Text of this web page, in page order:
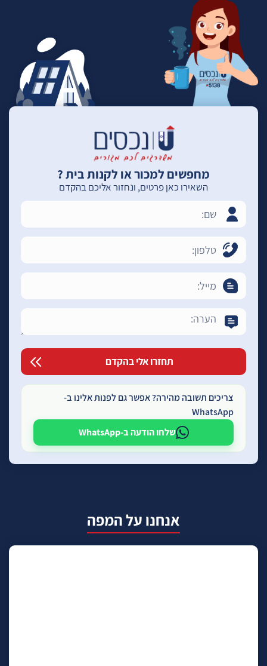
מחפשים למכור או לקנות בית ?
השאירו כאן פרטים, ונחזור אליכם בהקדם
צריכים תשובה מהירה? אפשר גם לפנות אלינו ב-
WhatsApp
שלחו הודעה ב-WhatsApp
אנחנו על המפה